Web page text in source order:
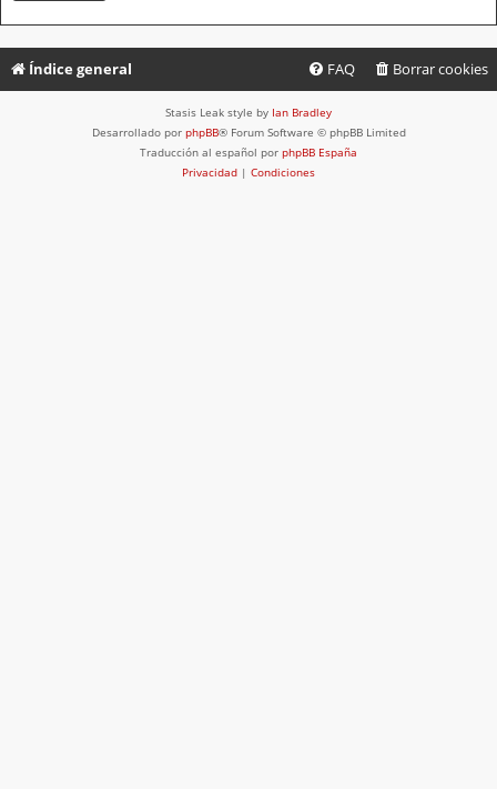
Índice general Borrar cookies
FAQ
Stasis Leak style by Ian Bradley
Desarrollado por phpBB® Forum Software © phpBB Limited
Traducción al español por phpBB España
Privacidad | Condiciones